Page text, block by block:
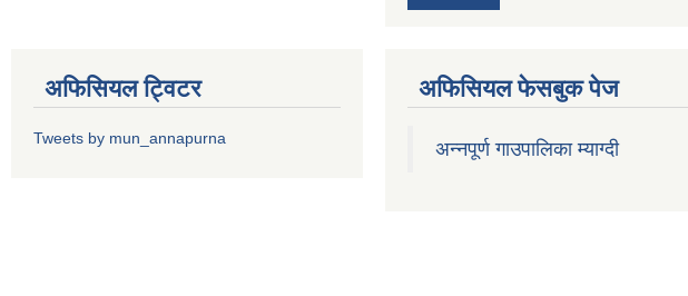
अफिसियल ट्विटर
Tweets by mun_annapurna
अफिसियल फेसबुक पेज
अन्नपूर्ण गाउपालिका म्याग्दी